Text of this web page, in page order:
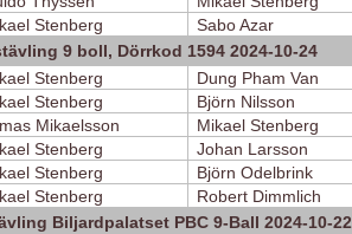
Stenberg Sabo Azar
9 boll, Dörrkod 1594 2024-10-24
Stenberg Dung Pham Van
Stenberg Björn Nilsson
Mikaelsson Mikael Stenberg
Stenberg Johan Larsson
Stenberg Björn Odelbrink
Stenberg Robert Dimmlich
Biljardpalatset PBC 9-Ball 2024-10-22